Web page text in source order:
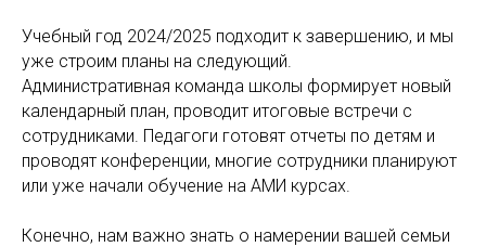
Учебный год 2024/2025 подходит к завершению, и мы
уже строим планы на следующий.
Административная команда школы формирует новый
календарный план, проводит итоговые встречи с
сотрудниками. Педагоги готовят отчеты по детям и
проводят конференции, многие сотрудники планируют
или уже начали обучение на АМИ курсах.
Конечно, нам важно знать о намерении вашей семьи